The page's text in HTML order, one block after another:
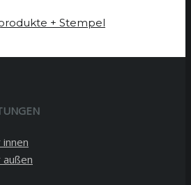
+ Stempel